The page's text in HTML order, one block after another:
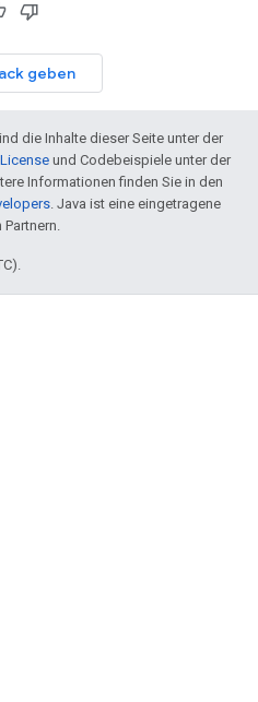
geben
die Inhalte dieser Seite unter der
und Codebeispiele unter der
Informationen finden Sie in den
. Java ist eine eingetragene